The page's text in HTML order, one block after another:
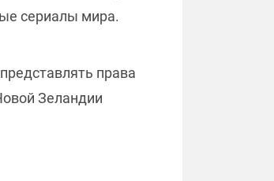
сериалы мира.
права
Зеландии